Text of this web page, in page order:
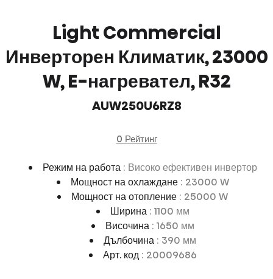
Light Commercial
Инверторен Климатик, 23000
W, E-нагревател, R32
AUW250U6RZ8
0 Рейтинг
Режим на работа : Високо ефективен инвертор
Мощност на охлаждане : 23000 W
Мощност на отопление : 25000 W
Ширина : 1100 мм
Височина : 1650 мм
Дълбочина : 390 мм
Арт. код : 20009686